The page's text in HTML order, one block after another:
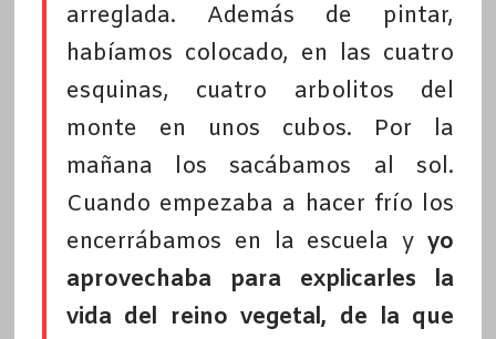
arreglada. Además de pintar,
habíamos colocado, en las cuatro
esquinas, cuatro arbolitos del
monte en unos cubos. Por la
mañana los sacábamos al sol.
Cuando empezaba a hacer frío los
encerrábamos en la escuela yyo
aprovechaba para explicarles la
vida del reino vegetal, de la que